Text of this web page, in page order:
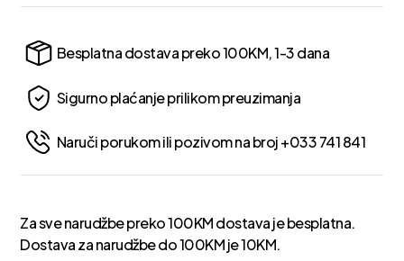
Besplatna dostava preko 100KM, 1-3 dana
Sigurno plaćanje prilikom preuzimanja
Naruči porukom ili pozivom na broj +033 741 841
Za sve narudžbe preko 100KM dostava je besplatna.
Dostava za narudžbe do 100KM je 10KM.